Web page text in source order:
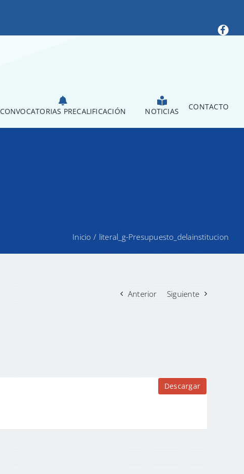
CONVOCATORIAS PRECALIFICACIÓN NOTICIAS CONTACTO
Inicio / literal_g-Presupuesto_delainstitucion
Anterior Siguiente
Descargar